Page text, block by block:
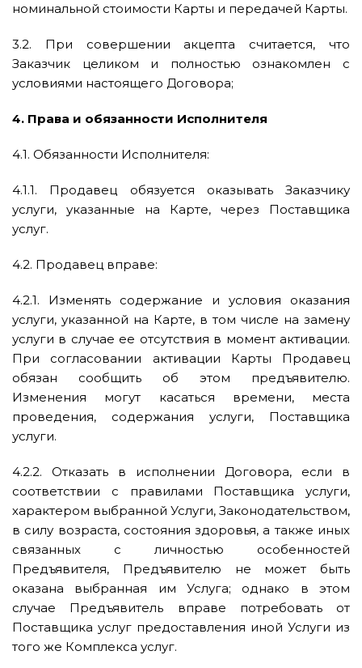
номинальной стоимости Карты и передачей Карты.
3.2. При совершении акцепта считается, что
Заказчик целиком и полностью ознакомлен с
условиями настоящего Договора;
4. Права и обязанности Исполнителя
4.1. Обязанности Исполнителя:
4.1.1. Продавец обязуется оказывать Заказчику
услуги, указанные на Карте, через Поставщика
услуг.
4.2. Продавец вправе:
4.2.1. Изменять содержание и условия оказания
услуги, указанной на Карте, в том числе на замену
услуги в случае ее отсутствия в момент активации.
При согласовании активации Карты Продавец
обязан сообщить об этом предъявителю.
Изменения могут касаться времени, места
проведения, содержания услуги, Поставщика
услуги.
4.2.2. Отказать в исполнении Договора, если в
соответствии с правилами Поставщика услуги,
характером выбранной Услуги, Законодательством,
в силу возраста, состояния здоровья, а также иных
связанных с личностью особенностей
Предъявителя, Предъявителю не может быть
оказана выбранная им Услуга; однако в этом
случае Предъявитель вправе потребовать от
Поставщика услуг предоставления иной Услуги из
того же Комплекса услуг.